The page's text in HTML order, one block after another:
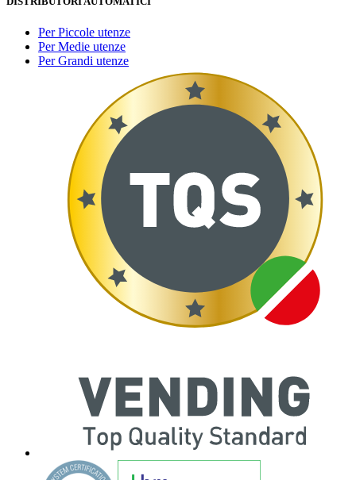
Per Piccole utenze
Per Medie utenze
Per Grandi utenze